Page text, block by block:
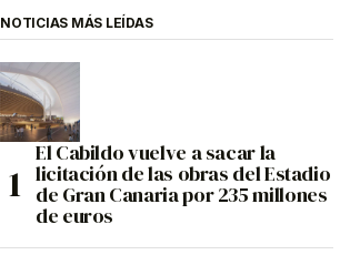
NOTICIAS MÁS LEÍDAS
El Cabildo vuelve a sacar la
licitación de las obras del Estadio
de Gran Canaria por 235 millones
de euros